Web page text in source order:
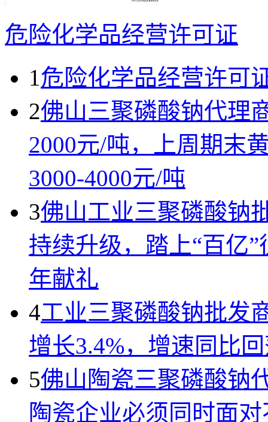
危险化学品经营许可证
1危险化学品经营许可
2佛山三聚磷酸钠代理
2000元/吨，上周期末
3000-4000元/吨
3佛山工业三聚磷酸钠
持续升级，踏上“百亿
年献礼
4工业三聚磷酸钠批发
增长3.4%，增速同比
5佛山陶瓷三聚磷酸钠
陶瓷企业必须同时面